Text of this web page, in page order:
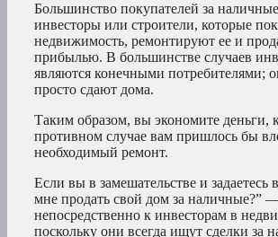
Большинство покупателей за
инвесторы или строители, которые
недвижимость, ремонтируют ее и
прибылью. В большинстве случаев
являются конечными потребителями;
просто сдают дома.
Таким образом, вы экономите деньги,
противном случае вам пришлось бы
необходимый ремонт.
Если вы в замешательстве и задаетесь
мне продать свой дом за наличные?”
непосредственно к инвесторам в
поскольку они всегда ищут сделки за